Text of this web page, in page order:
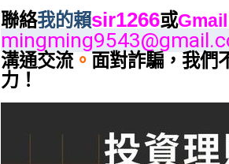
聯絡我的賴sir1266或Gmail
溝通交流 。 面對詐騙，我們
力！